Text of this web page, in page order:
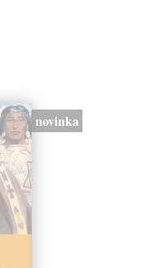
novinka